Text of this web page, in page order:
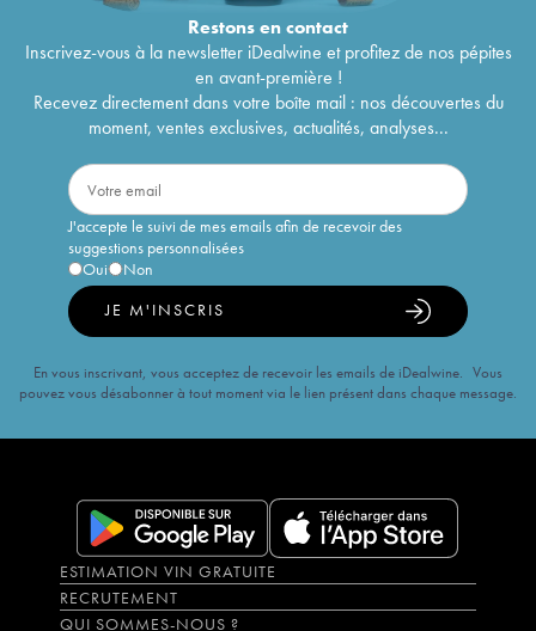
Restons encontact
Inscrivez-vous à la newsletter iDealwine et profitez de nos pépites
en avant-première !
Recevez directement dans votre boîte mail : nos découvertes du
moment, ventes exclusives, actualités, analyses...
J'accepte le suivi de mes emails afin de recevoir des
suggestions personnalisées
Oui
Non
JE M'INSCRIS
En vous inscrivant, vous acceptez de recevoir les emails de iDealwine. Vous
pouvez vous désabonner à tout moment via le lien présent dans chaque message.
ESTIMATION VIN GRATUITE
RECRUTEMENT
QUI SOMMES-NOUS ?